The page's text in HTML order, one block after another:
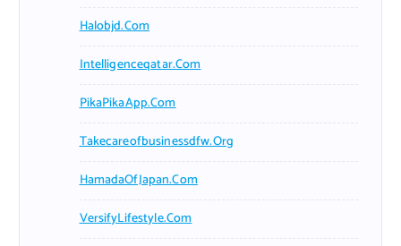
Halobjd.com
Intelligenceqatar.com
PikaPikaApp.com
Takecareofbusinessdfw.org
HamadaOfJapan.com
VersifyLifestyle.com